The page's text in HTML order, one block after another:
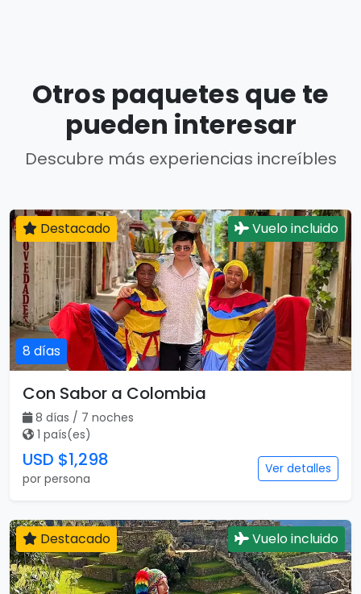
Otros paquetes que te
pueden interesar
Descubre más experiencias increíbles
8 días
Destacado Vuelo incluido
Con Sabor a Colombia
8 días / 7 noches
1 país(es)
USD $1,298
por persona
Ver detalles
Destacado Vuelo incluido